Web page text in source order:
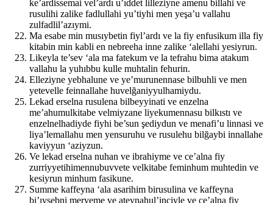
ke’ardissemai vel’ardı u’ıddet lilleziyne amenu billahi ve
rusulihi zalike fadlullahi yu’tiyhi men yeşa’u vallahu
zulfadlil’azıymi.
Ma esabe min musıybetin fiyl’ardı ve la fiy enfusikum illa fiy
kitabin min kabli en nebreeha inne zalike ‘alellahi yesiyrun.
Likeyla te’sev ‘ala ma fatekum ve la tefrahu bima atakum
vallahu la yuhıbbu kulle muhtalin fehurin.
Elleziyne yebhalune ve ye’murunennase bilbuhli ve men
yetevelle feinnallahe huvelğaniyyulhamiydu.
Lekad erselna rusulena bilbeyyinati ve enzelna
me’ahumulkitabe velmiyzane liyekumennasu bilkıstı ve
enzelnelhadiyde fiyhi be’sun şediydun ve menafi’u linnasi ve
liya’lemallahu men yensuruhu ve rusulehu bilğaybi innallahe
kaviyyun ‘aziyzun.
Ve lekad erselna nuhan ve ibrahiyme ve ce’alna fiy
zurriyyetihimennubuvvete velkitabe feminhum muhtedin ve
kesiyrun minhum fasikune.
Summe kaffeyna ‘ala asarihim birusulina ve kaffeyna
bi’ıysebni meryeme ve ateynahul’inciyle ve ce’alna fiy